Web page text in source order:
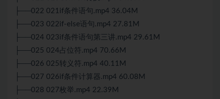
├──022 021if条件语句.mp4 36.04M
├──023 022if-else语句.mp4 27.81M
├──024 023if条件语句第三讲.mp4 29.61M
├──025 024占位符.mp4 70.66M
├──026 025转义符.mp4 40.11M
├──027 026if条件计算器.mp4 60.08M
├──028 027枚举.mp4 22.39M